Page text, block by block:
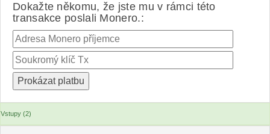
Dokažte někomu, že jste mu v rámci této
transakce poslali Monero.:
Vstupy (2)